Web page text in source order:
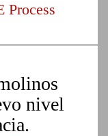
Process
nivel